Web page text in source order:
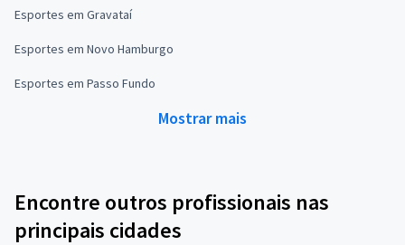
Esportes em Gravataí
Esportes em Novo Hamburgo
Esportes em Passo Fundo
Mostrar mais
Encontre outros profissionais nas
principais cidades